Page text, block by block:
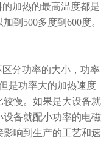
加热的最高温度都是
到500多度到600度。
分功率的大小，功率
是功率大的加热速度
慢。如果是大设备就
备就配小功率的电磁
响到生产的工艺和速